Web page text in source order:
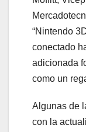
“Nintendo
conectado
adicionada
como un
Algunas de
con la